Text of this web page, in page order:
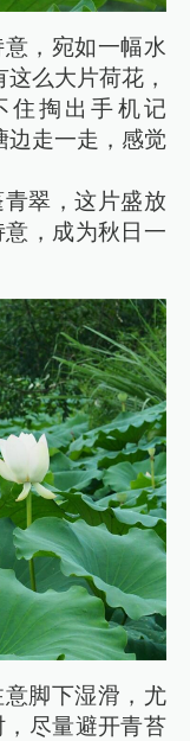
，宛如一幅水
么大片荷花，
住掏出手机记
边走一走，感觉
翠，这片盛放
，成为秋日一
脚下湿滑，尤
尽量避开青苔